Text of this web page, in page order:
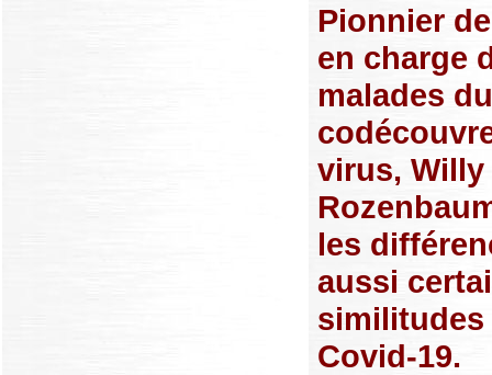
Pionnier
en charge
malades
virus, Willy
les
aussi
similitudes
Covid-19.